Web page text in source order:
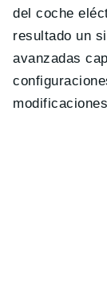
del coche
resultado un
avanzadas